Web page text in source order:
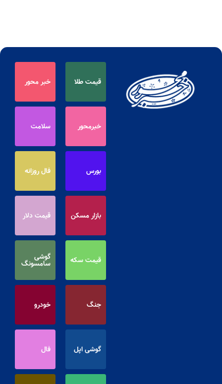
قیمت طلا خبر محور
خبرمحور سلامت
بورس فال روزانه
بازار مسکن قیمت دلار
قیمت سکه گوشی
سامسونگ
جنگ خودرو
گوشی اپل فال